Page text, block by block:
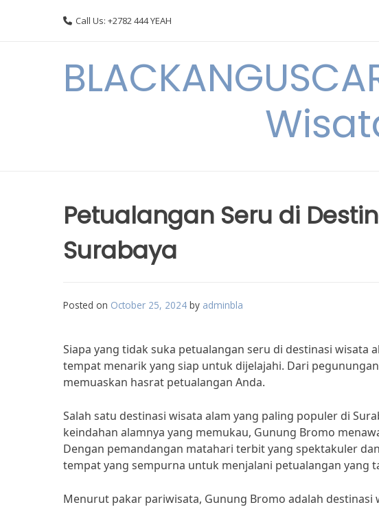
Call Us: +2782 444 YEAH
Petualangan Seru di
Surabaya
Posted on October 25, 2024 by adminbla
Siapa yang tidak suka petualangan seru di destinasi wisata
tempat menarik yang siap untuk dijelajahi. Dari
memuaskan hasrat petualangan Anda.
Salah satu destinasi wisata alam yang paling populer di
keindahan alamnya yang memukau, Gunung Bromo
Dengan pemandangan matahari terbit yang spektakuler
tempat yang sempurna untuk menjalani petualangan yang
Menurut pakar pariwisata, Gunung Bromo adalah